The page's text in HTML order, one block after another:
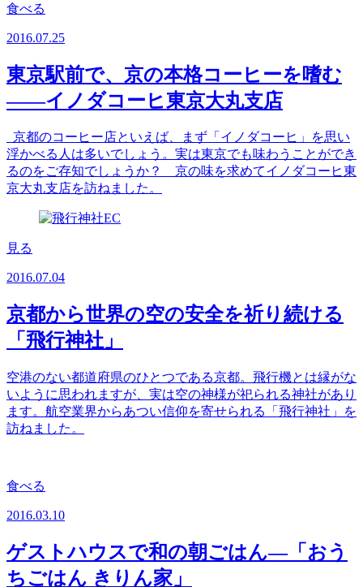
食べる
2016.07.25
東京駅前で、京の本格コーヒーを嗜む
――イノダコーヒ東京大丸支店
京都のコーヒー店といえば、まず「イノダコーヒ」を思い
浮かべる人は多いでしょう。実は東京でも味わうことができ
るのをご存知でしょうか？ 京の味を求めてイノダコーヒ東
京大丸支店を訪ねました。
見る
2016.07.04
京都から世界の空の安全を祈り続ける
「飛行神社」
空港のない都道府県のひとつである京都。飛行機とは縁がな
いように思われますが、実は空の神様が祀られる神社があり
ます。航空業界からあつい信仰を寄せられる「飛行神社」を
訪ねました。
食べる
2016.03.10
ゲストハウスで和の朝ごはん―「おう
ちごはん きりん家」